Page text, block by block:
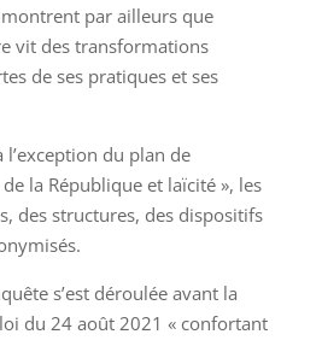
par ailleurs que
vit des transformations
de ses pratiques et ses
du plan de
la République et laïcité », les
des structures, des dispositifs
s’est déroulée avant la
du 24 août 2021 « confortant